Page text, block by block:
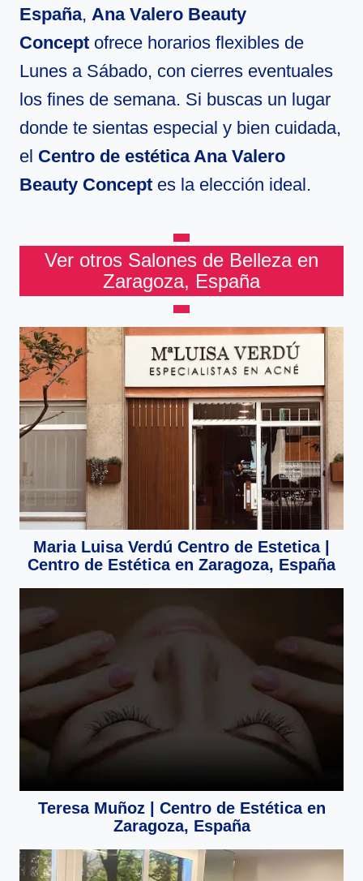
España, Ana Valero Beauty
Concept ofrece horarios flexibles de
Lunes a Sábado, con cierres eventuales
los fines de semana. Si buscas un lugar
donde te sientas especial y bien cuidada,
el Centro de estética Ana Valero
Beauty Concept es la elección ideal.
Ver otros Salones de Belleza en
Zaragoza, España
Maria Luisa Verdú Centro de Estetica |
Centro de Estética en Zaragoza, España
Teresa Muñoz | Centro de Estética en
Zaragoza, España